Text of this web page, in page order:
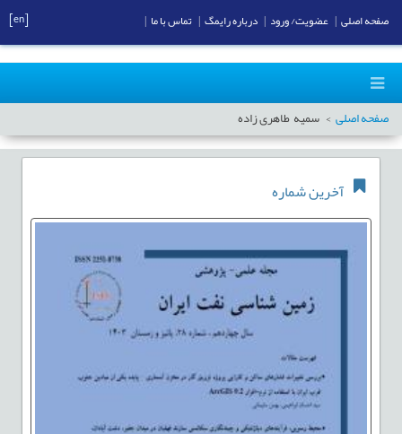
صفحه اصلی سمیه طاهری زاده
آخرین شماره
صفحه اصلی عضویت/ ورود درباره رایمگ تماس با ما